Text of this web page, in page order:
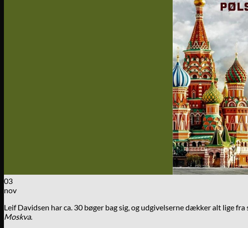
03
nov
Leif Davidsen har ca. 30 bøger bag sig, og udgivelserne dækker alt lige
Moskva.